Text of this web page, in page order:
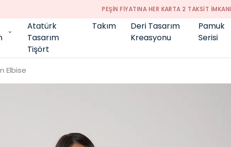
PEŞİN FİYATINA HER KARTA 2 TAKSİT İMKANI
Atatürk
Tasarım
Tişört
Takım
Deri Tasarım
Kreasyonu
Pamuk
Serisi
Elbise